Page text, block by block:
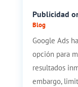
Publicidad
Blog
Google Ads
opción para
resultados
embargo,